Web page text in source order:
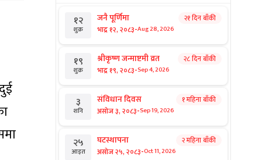
१२
शुक्र
जनै पूर्णिमा
भाद्र १२, २०८३-Aug 28, 2026
२१ दिन बाँकी
१९
शुक्र
श्रीकृष्ण जन्माष्टमी व्रत
भाद्र १९, २०८३-Sep 4, 2026
२८ दिन बाँकी
३
शनि
संविधान दिवस
असोज ३, २०८३-Sep 19, 2026
१ महिना बाँकी
२५
आइत
घटस्थापना
असोज २५, २०८३-Oct 11, 2026
२ महिना बाँकी